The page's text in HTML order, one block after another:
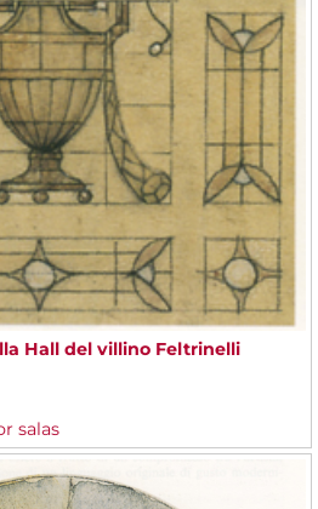
Hall del villino Feltrinelli
salas